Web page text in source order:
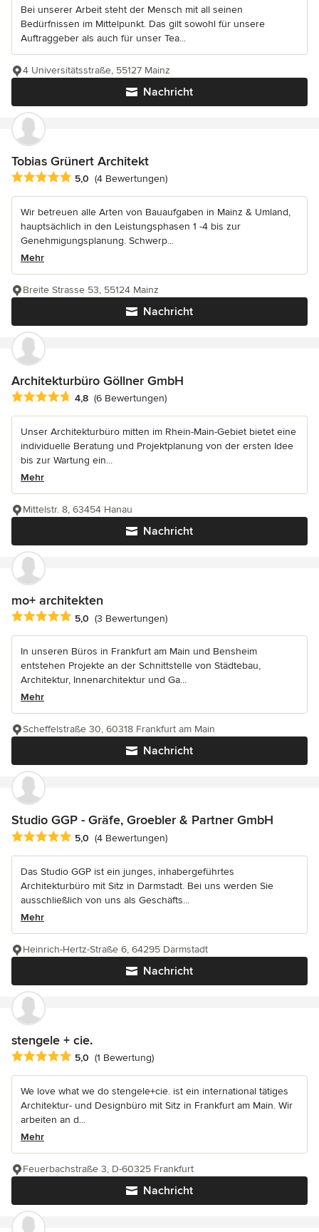
Bei unserer Arbeit steht der Mensch mit all seinen
Bedürfnissen im Mittelpunkt. Das gilt sowohl für unsere
Auftraggeber als auch für unser Tea...
Nachricht
4 Universitätsstraße, 55127 Mainz
Tobias Grünert Architekt
Durchschnittliche Bewertung: 5 von 5 Sternen
5,0 (4 Bewertungen)
Wir betreuen alle Arten von Bauaufgaben in Mainz & Umland,
hauptsächlich in den Leistungsphasen 1 -4 bis zur
Genehmigungsplanung. Schwerp...
Mehr
Nachricht
Breite Strasse 53, 55124 Mainz
Architekturbüro Göllner GmbH
Durchschnittliche Bewertung: 4.8 von 5 Sternen
4,8 (6 Bewertungen)
Unser Architekturbüro mitten im Rhein-Main-Gebiet bietet eine
individuelle Beratung und Projektplanung von der ersten Idee
bis zur Wartung ein...
Mehr
Nachricht
Mittelstr. 8, 63454 Hanau
mo+ architekten
Durchschnittliche Bewertung: 5 von 5 Sternen
5,0 (3 Bewertungen)
In unseren Büros in Frankfurt am Main und Bensheim
entstehen Projekte an der Schnittstelle von Städtebau,
Architektur, Innenarchitektur und Ga...
Mehr
Nachricht
Scheffelstraße 30, 60318 Frankfurt am Main
Studio GGP - Gräfe, Groebler & Partner GmbH
Durchschnittliche Bewertung: 5 von 5 Sternen
5,0 (4 Bewertungen)
Das Studio GGP ist ein junges, inhabergeführtes
Architekturbüro mit Sitz in Darmstadt. Bei uns werden Sie
ausschließlich von uns als Geschäfts...
Mehr
Nachricht
Heinrich-Hertz-Straße 6, 64295 Darmstadt
stengele + cie.
Durchschnittliche Bewertung: 5 von 5 Sternen
5,0 (1 Bewertung)
We love what we do stengele+cie. ist ein international tätiges
Architektur- und Designbüro mit Sitz in Frankfurt am Main. Wir
arbeiten an d...
Mehr
Nachricht
Feuerbachstraße 3, D-60325 Frankfurt